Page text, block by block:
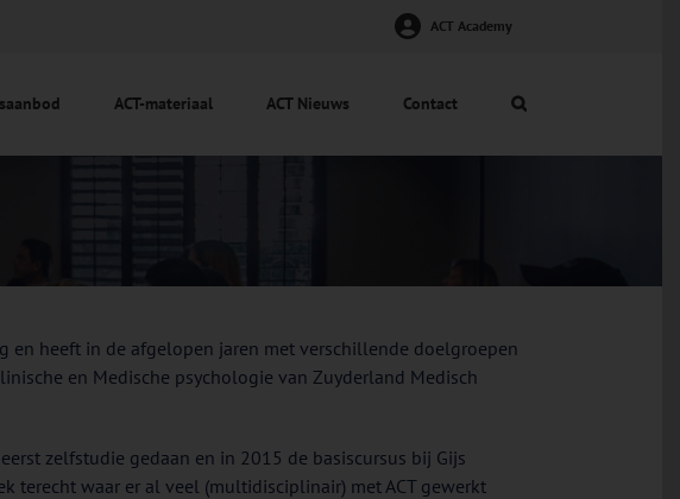
ACT Academy
ACT-materiaal ACT Nieuws Contact
en heeft in de afgelopen jaren met verschillende doelgroepen
en Medische psychologie van Zuyderland Medisch
zelfstudie gedaan en in 2015 de basiscursus bij Gijs
terecht waar er al veel (multidisciplinair) met ACT gewerkt